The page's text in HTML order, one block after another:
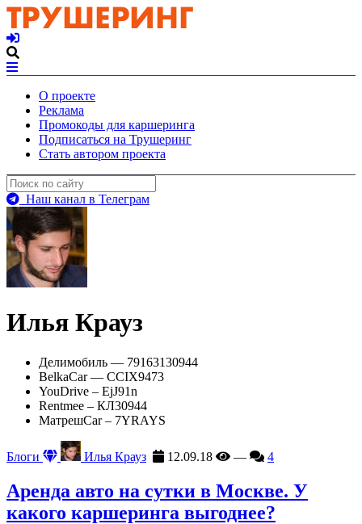
О проекте
Реклама
Промокоды для каршеринга
Подписаться на Трушеринг
Стать автором проекта
Наш канал в Телеграм
Илья Крауз
Делимобиль — 79163130944
BelkaCar — CCIX9473
YouDrive – EjJ91n
Rentmee – КЛ30944
МатрешCar – 7YRAYS
Блоги Илья Крауз 12.09.18 — 4
Аренда авто на сутки в Москве. У
какого каршеринга выгоднее?